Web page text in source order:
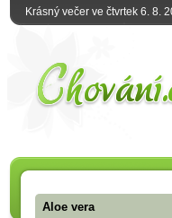
Krásný večer ve čtvrtek 6. 8.
Aloe vera